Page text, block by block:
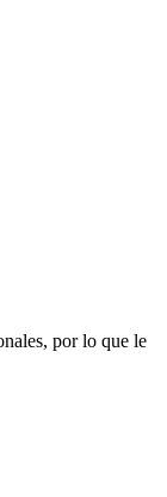
por lo que le